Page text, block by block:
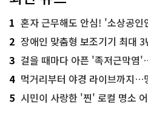
1 혼자 근무해도 안심! '소상공인
2 장애인 맞춤형 보조기기 최대 3년
3 걸을 때마다 아픈 '족저근막염'…무
4 먹거리부터 야경 라이브까지…
5 시민이 사랑한 '찐' 로컬 명소 어